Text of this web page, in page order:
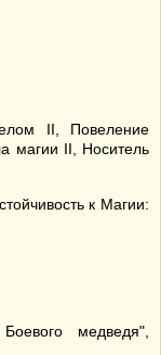
II, Повеление
магии II, Носитель
к Магии:
медведя",